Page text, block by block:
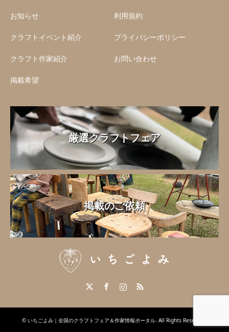
お知らせ
クラフトイベント紹介
クラフト作家紹介
掲載希望
利用規約
プライバシーポリシー
お問い合わせ
厳選クラフトフェア
掲載のご依頼
InstagramRSS
© いちごよみ｜全国のクラフトフェア＆作家情報ポータル. All Rights Reserved.